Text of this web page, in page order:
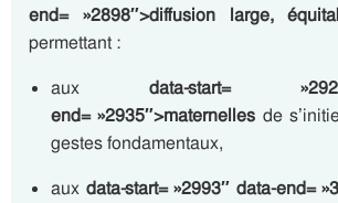
end= »2898″>diffusion large,
permettant :
aux data-start=
end= »2935″>maternelles de
gestes fondamentaux,
aux data-start= »2993″ data-end=